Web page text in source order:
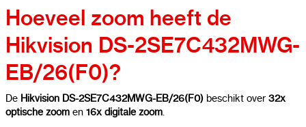
Hoeveel zoom heeft de
Hikvision DS-2SE7C432MWG-
EB/26(F0)?
De Hikvision DS-2SE7C432MWG-EB/26(F0) beschikt over 32x
optische zoom en 16x digitale zoom.